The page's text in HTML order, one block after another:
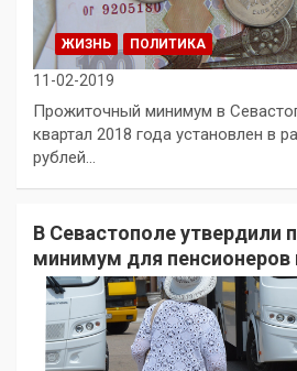
ЖИЗНЬ ПОЛИТИКА
11-02-2019
Прожиточный минимум в
квартал 2018 года установлен в
рублей…
В Севастополе утвердили
минимум для пенсионеров